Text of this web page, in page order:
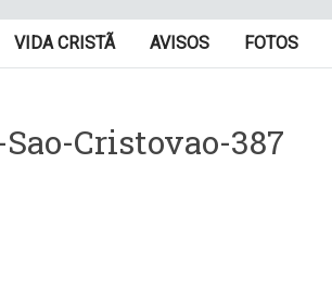
VIDA CRISTÃ AVISOS FOTOS
Cristovao-387